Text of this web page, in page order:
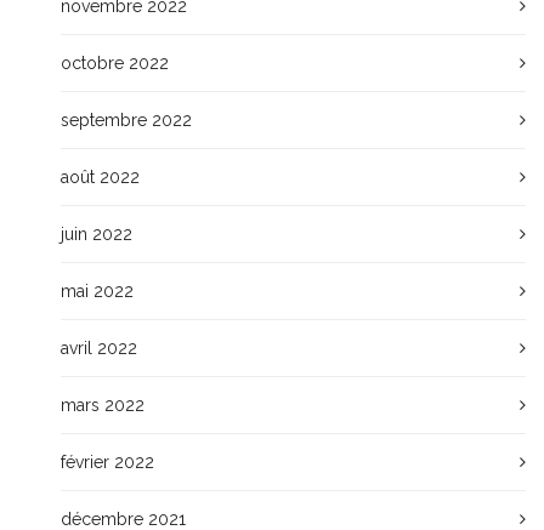
novembre 2022
octobre 2022
septembre 2022
août 2022
juin 2022
mai 2022
avril 2022
mars 2022
février 2022
décembre 2021